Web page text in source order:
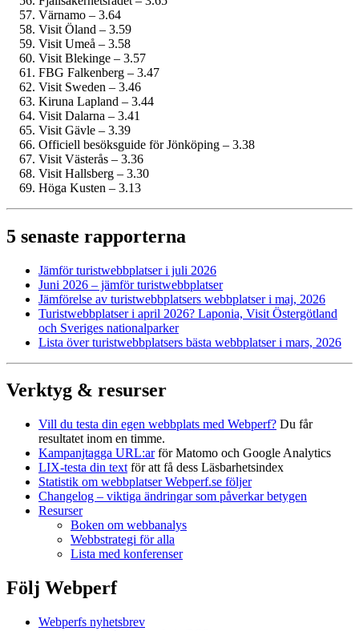
Värnamo – 3.64
Visit Öland – 3.59
Visit Umeå – 3.58
Visit Blekinge – 3.57
FBG Falkenberg – 3.47
Visit Sweden – 3.46
Kiruna Lapland – 3.44
Visit Dalarna – 3.41
Visit Gävle – 3.39
Officiell besöksguide för Jönköping – 3.38
Visit Västerås – 3.36
Visit Hallsberg – 3.30
Höga Kusten – 3.13
5 senaste rapporterna
Jämför turist­webbplatser i juli 2026
Juni 2026 – jämför turist­webbplatser
Jämförelse av turist­webbplatsers webbplatser i maj, 2026
Turist­webbplatser i april 2026? Laponia, Visit Östergötland
och Sveriges nationalparker
Lista över turist­webbplatsers bästa webbplatser i mars, 2026
Verktyg & resurser
Vill du testa din egen webbplats med Webperf? Du får
resultatet inom en timme.
Kampanjtagga URL:arför Matomo och Google Analytics
LIX-testa din text för att få dess Läsbarhetsindex
Statistik om webbplatser Webperf.se följer
Changelog – viktiga ändringar som påverkar betygen
Resurser
Boken om webbanalys
Webbstrategi för alla
Lista med konferenser
Följ Webperf
Webperfs nyhetsbrev